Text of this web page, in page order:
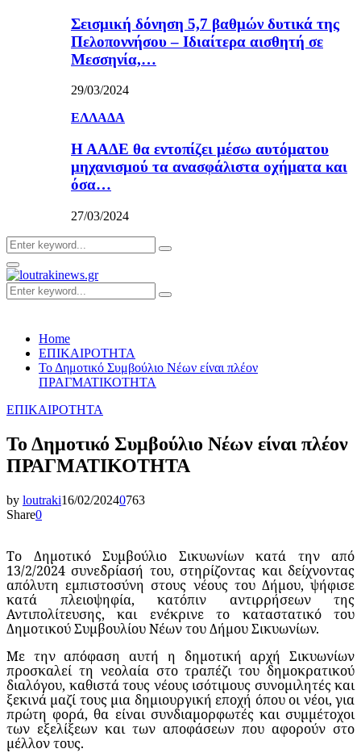
Σεισμική δόνηση 5,7 βαθμών δυτικά της
Πελοποννήσου – Ιδιαίτερα αισθητή σε
Μεσσηνία,…
29/03/2024
ΕΛΛΑΔΑ
Η ΑΑΔΕ θα εντοπίζει μέσω αυτόματου
μηχανισμού τα ανασφάλιστα οχήματα και
όσα…
27/03/2024
Search
for:
Search
Primary
Menu
Search
for:
Search
Home
ΕΠΙΚΑΙΡΟΤΗΤΑ
Το Δημοτικό Συμβούλιο Νέων είναι πλέον
ΠΡΑΓΜΑΤΙΚΟΤΗΤΑ
ΕΠΙΚΑΙΡΟΤΗΤΑ
Το Δημοτικό Συμβούλιο Νέων είναι πλέον
ΠΡΑΓΜΑΤΙΚΟΤΗΤΑ
by loutraki16/02/20240763
Share0
Το Δημοτικό Συμβούλιο Σικυωνίων κατά την από
13/2/2024 συνεδρίασή του, στηρίζοντας και δείχνοντας
απόλυτη εμπιστοσύνη στους νέους του Δήμου, ψήφισε
κατά πλειοψηφία, κατόπιν αντιρρήσεων της
Αντιπολίτευσης, και ενέκρινε το καταστατικό του
Δημοτικού Συμβουλίου Νέων του Δήμου Σικυωνίων.
Με την απόφαση αυτή η δημοτική αρχή Σικυωνίων
προσκαλεί τη νεολαία στο τραπέζι του δημοκρατικού
διαλόγου, καθιστά τους νέους ισότιμους συνομιλητές και
ξεκινά μαζί τους μια δημιουργική εποχή όπου οι νέοι, για
πρώτη φορά, θα είναι συνδιαμορφωτές και συμμέτοχοι
των εξελίξεων και των αποφάσεων που αφορούν στο
μέλλον τους.